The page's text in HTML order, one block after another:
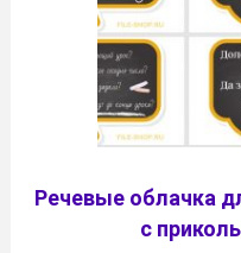
Речевые облачка
с